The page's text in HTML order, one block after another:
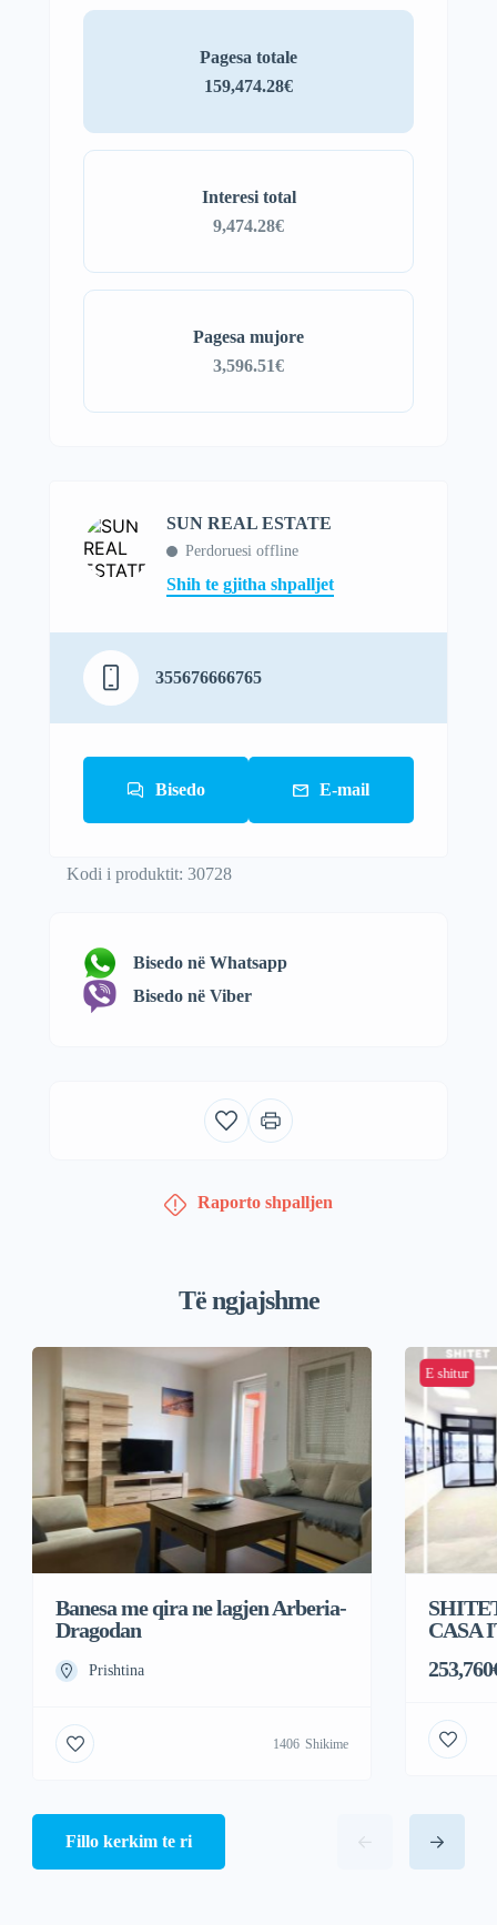
Pagesa mujore
3,596.51€
Interesi total
9,474.28€
Pagesa totale
159,474.28€
SUN REAL ESTATE
Perdoruesi offline
Shih te gjitha shpalljet
355676666765
Bisedo E-mail
Kodi i produktit: 30728
Bisedo në Whatsapp
Bisedo në Viber
Raporto shpalljen
Të ngjajshme
Banesa me qira ne lagjen Arberia-
Dragodan
Prishtina
1406 Shikime
E shitur
CASA
Fillo kerkim te ri